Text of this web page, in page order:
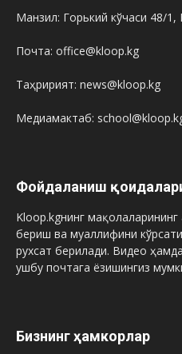
Манзил: Горький кўчаси 48/1,
Почта: office@kloop.kg
Таҳририят: news@kloop.kg
Медиамактаб:
Фойдаланиш
Kloop.kgнинг мақолаларининг
бериш ва муаллифини
рухсат берилади. Видео
ушбу почтага ёзишингиз
Бизнинг ҳамкорлар